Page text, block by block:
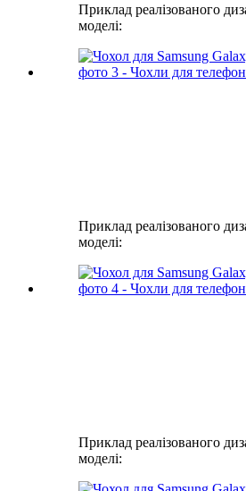
Приклад реалізованого
моделі:
Приклад реалізованого
моделі:
Приклад реалізованого
моделі: